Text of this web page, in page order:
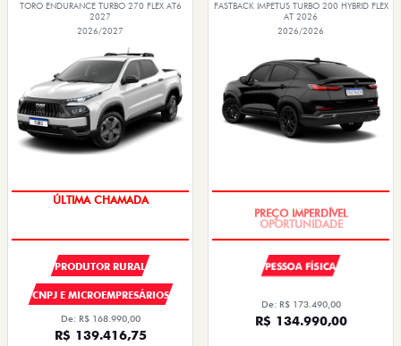
TORO ENDURANCE TURBO 270 FLEX AT6
2027
2026/2027
ÚLTIMA CHAMADA
PRODUTOR RURAL
CNPJ E MICROEMPRESÁRIOS
De: R$ 168.990,00
R$ 139.416,75
FASTBACK IMPETUS TURBO 200 HYBRID FLEX
AT 2026
2026/2026
PESSOA FÍSICA
De: R$ 173.490,00
R$ 134.990,00